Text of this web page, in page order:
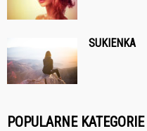
SUKIENKA
POPULARNE KATEGORIE